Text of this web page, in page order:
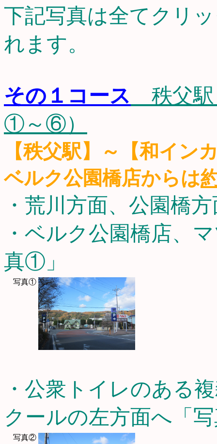
下記写真は全てクリ
れます。
その１コース 秩父駅
①～⑥）
【秩父駅】～【和イン
ベルク公園橋店からは
・荒川方面、公園橋
・ベルク公園橋店、
真①」
写真①
・公衆トイレのある
クールの左方面へ「
写真②